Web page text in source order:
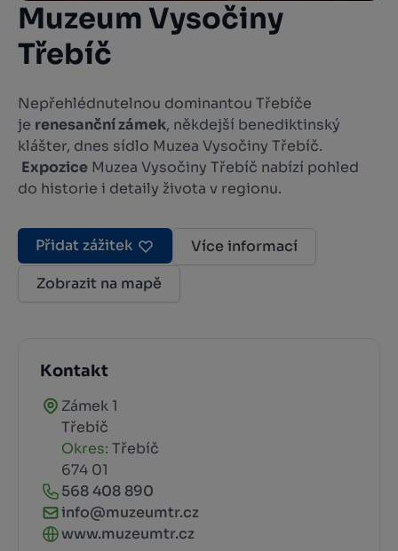
Muzeum Vysočiny
Třebíč
Nepřehlédnutelnou dominantou Třebíče
je renesanční zámek, někdejší benediktinský
klášter, dnes sídlo Muzea Vysočiny Třebíč.
Expozice Muzea Vysočiny Třebíč nabízí pohled
do historie i detaily života v regionu.
Přidat zážitek
Více informací
Zobrazit na mapě
Kontakt
Zámek 1
Třebíč
Okres: Třebíč
674 01
568 408 890
info@muzeumtr.cz
www.muzeumtr.cz